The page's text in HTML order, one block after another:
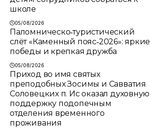
школе
05/08/2026
Паломническо‑туристический
слёт «Каменный пояс‑2026»: яркие
победы и крепкая дружба
05/08/2026
Приход во имя святых
преподобных Зосимы и Савватия
Соловецких п. Ис оказал духовную
поддержку подопечным
отделения временного
проживания